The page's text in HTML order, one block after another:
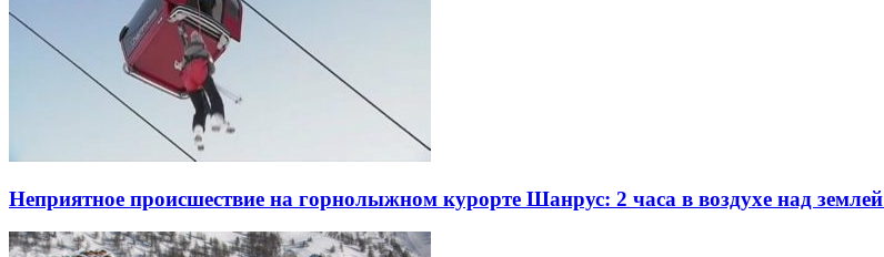
Неприятное происшествие на горнолыжном курорте Шанрус: 2 часа в воздухе над землей